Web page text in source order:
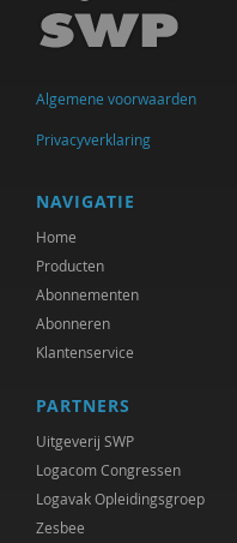
Algemene voorwaarden
Privacyverklaring
NAVIGATIE
Home
Producten
Abonnementen
Abonneren
Klantenservice
PARTNERS
Uitgeverij SWP
Logacom Congressen
Logavak Opleidingsgroep
Zesbee